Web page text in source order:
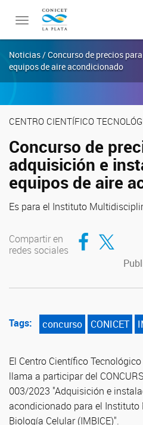
Toggle
navigation
Noticias / Concurso de precios
equipos de aire acondicionado
CENTRO CIENTÍFICO
Concurso de
adquisición e
equipos de aire
Es para el Instituto
Compartir en
redes sociales
Compartir en
Compartir en
Tags: concurso CONICET
El Centro Científico Tecnológico
llama a participar del
003/2023 "Adquisición e
acondicionado para el
Biología Celular (IMBICE)".